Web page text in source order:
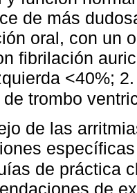
de más
oral, con un
fibrilación
<40%;
trombo
de las
de práctica